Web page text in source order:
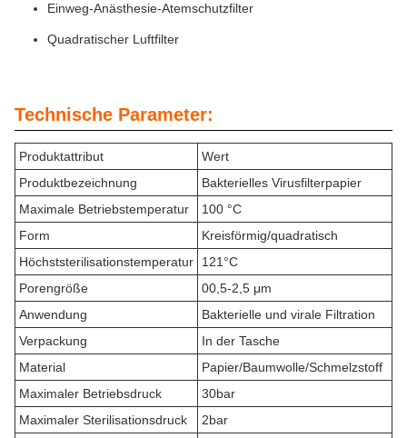
Einweg-Anästhesie-Atemschutzfilter
Quadratischer Luftfilter
Technische Parameter:
Produktattribut
Wert
Produktbezeichnung
Bakterielles Virusfilterpapier
Maximale Betriebstemperatur
100 °C
Form
Kreisförmig/quadratisch
Höchststerilisationstemperatur
121°C
Porengröße
00,5-2,5 μm
Anwendung
Bakterielle und virale Filtration
Verpackung
In der Tasche
Material
Papier/Baumwolle/Schmelzstoff
Maximaler Betriebsdruck
30bar
Maximaler Sterilisationsdruck
2bar